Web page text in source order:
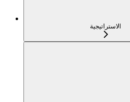
الاستراتيجية